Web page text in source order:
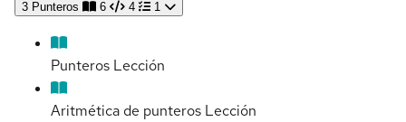
3 Punteros 6 4 1
Punteros Lección
Aritmética de punteros Lección